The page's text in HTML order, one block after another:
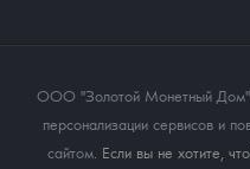
ООО "Золотой Монетный Дом"
персонализации сервисов и
сайтом. Если вы не хотите,